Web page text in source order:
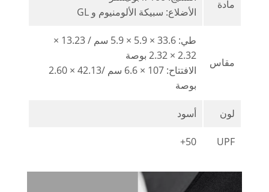
مادة
الأضلاع: سبيكة الألومنيوم و GL
مقاس
طي: 33.6 × 5.9 × 5.9 سم / 13.23 ×
2.32 × 2.32 بوصة
الافتتاح: 107 × 6.6 سم /42.13 × 2.60
بوصة
لون أسود
UPF
50+